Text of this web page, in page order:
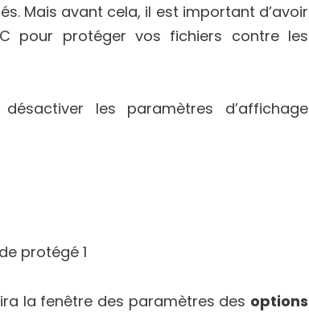
Mais avant cela, il est important d’avoir
pour protéger vos fichiers contre les
les paramètres d’affichage
la fenêtre des paramètres des options